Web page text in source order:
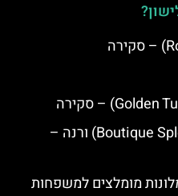
מלון ספלנדיד (Boutique Splendid Hotel) ורנה –
מומלצים למשפחות